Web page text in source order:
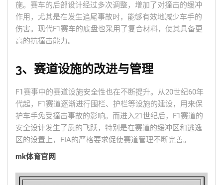
施。赛车的后部设计经过多次调整，增加了对撞击的缓冲
作用，尤其是在发生追尾事故时，能够有效地减少车手的
伤害。现代F1赛车的底盘也采用了复合材料，使其具备更
高的抗撞击能力。
3、赛道设施的改进与管理
F1赛事中的赛道设施安全性也在不断提升。从20世纪60年
代起，F1赛道逐渐进行围栏、护栏等设施的建设，用来保
护车手免受撞击事故的影响。而进入21世纪后，F1赛道的
安全设计发生了质的飞跃，特别是在赛道的缓冲区和逃逸
区的设置上，FIA的严格要求促使赛道管理不断完善。
mk体育官网